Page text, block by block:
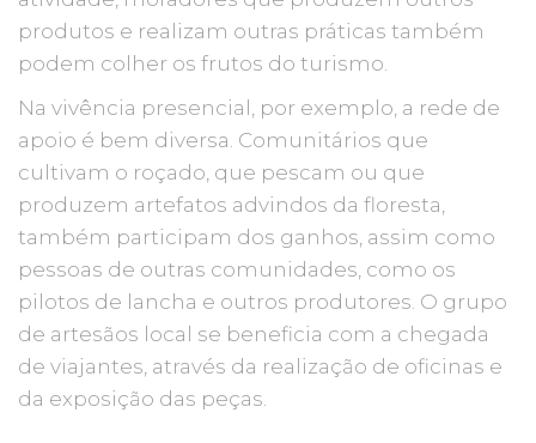
produtos e realizam outras práticas também
podem colher os frutos do turismo.
Na vivência presencial, por exemplo, a rede de
apoio é bem diversa. Comunitários que
cultivam o roçado, que pescam ou que
produzem artefatos advindos da floresta,
também participam dos ganhos, assim como
pessoas de outras comunidades, como os
pilotos de lancha e outros produtores. O grupo
de artesãos local se beneficia com a chegada
de viajantes, através da realização de oficinas e
da exposição das peças.